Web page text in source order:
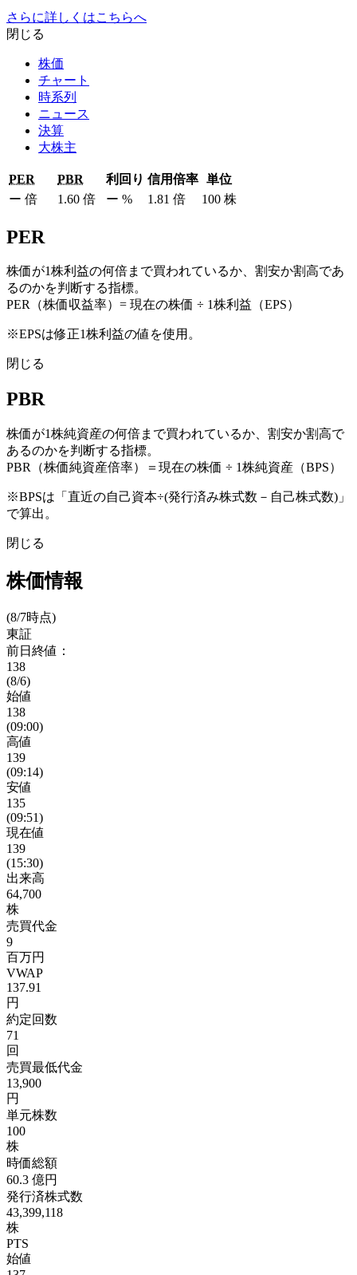
さらに詳しくはこちらへ
閉じる
株価
チャート
時系列
ニュース
決算
大株主
PER PBR 利回り 信用倍率 単位
ー 倍 1.60 倍 ー % 1.81 倍 100 株
PER
株価が1株利益の何倍まで買われているか、割安か割高であ
るのかを判断する指標。
PER（株価収益率）= 現在の株価 ÷ 1株利益（EPS）
※EPSは修正1株利益の値を使用。
閉じる
PBR
株価が1株純資産の何倍まで買われているか、割安か割高で
あるのかを判断する指標。
PBR（株価純資産倍率）＝現在の株価 ÷ 1株純資産（BPS）
※BPSは「直近の自己資本÷(発行済み株式数－自己株式数)」
で算出。
閉じる
株価情報
(8/7時点)
東証
前日終値：
138
(8/6)
始値
138
(09:00)
高値
139
(09:14)
安値
135
(09:51)
現在値
139
(15:30)
出来高
64,700
株
売買代金
9
百万円
VWAP
137.91
円
約定回数
71
回
売買最低代金
13,900
円
単元株数
100
株
時価総額
60.3 億円
発行済株式数
43,399,118
株
PTS
始値